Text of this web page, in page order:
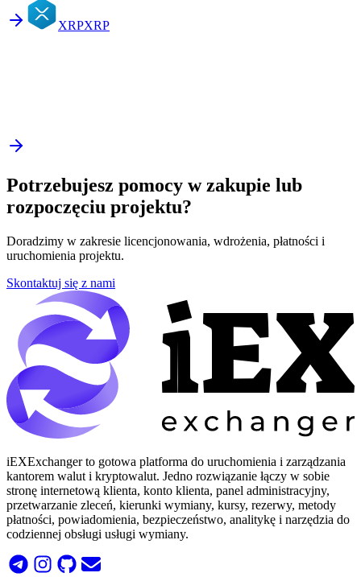
XRPXRP
Potrzebujesz pomocy w zakupie lub
rozpoczęciu projektu?
Doradzimy w zakresie licencjonowania, wdrożenia, płatności i
uruchomienia projektu.
Skontaktuj się z nami
iEXExchanger to gotowa platforma do uruchomienia i zarządzania
kantorem walut i kryptowalut. Jedno rozwiązanie łączy w sobie
stronę internetową klienta, konto klienta, panel administracyjny,
przetwarzanie zleceń, kierunki wymiany, kursy, rezerwy, metody
płatności, powiadomienia, bezpieczeństwo, analitykę i narzędzia do
codziennej obsługi usługi wymiany.